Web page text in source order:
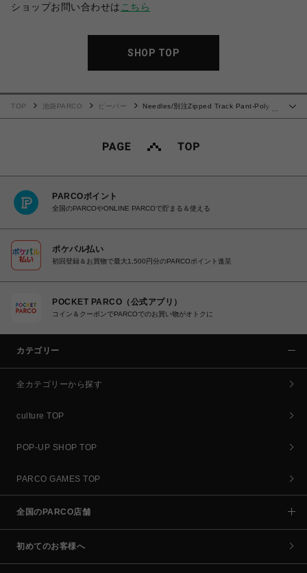
ショップお問い合わせは こちら
SHOP TOP
TOP 池袋PARCO ビーバー
Needles/別注Zipped Track Pant-Poly
PARCOポイント
全国のPARCOやONLINE PARCOで貯まる＆使える
ポケパル払い
初回登録＆お買物で最大1,500円分のPARCOポイント進呈
POCKET PARCO（公式アプリ）
コイン＆クーポンでPARCOでのお買い物がオトクに
カテゴリー
全カテゴリーから探す
culture TOP
POP-UP SHOP TOP
PARCO GAMES TOP
全国のPARCO店舗
初めてのお客様へ